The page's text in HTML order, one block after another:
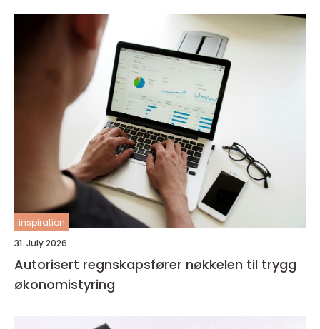
inspiration
31. July 2026
Autorisert regnskapsfører nøkkelen til trygg
økonomistyring